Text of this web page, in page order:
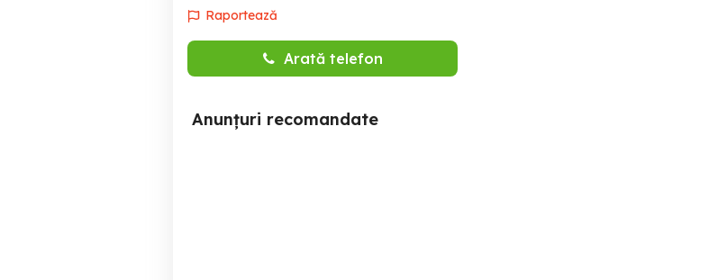
Raportează
Arată telefon
Anunțuri recomandate